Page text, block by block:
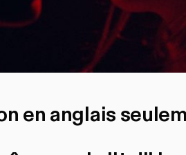
en anglais